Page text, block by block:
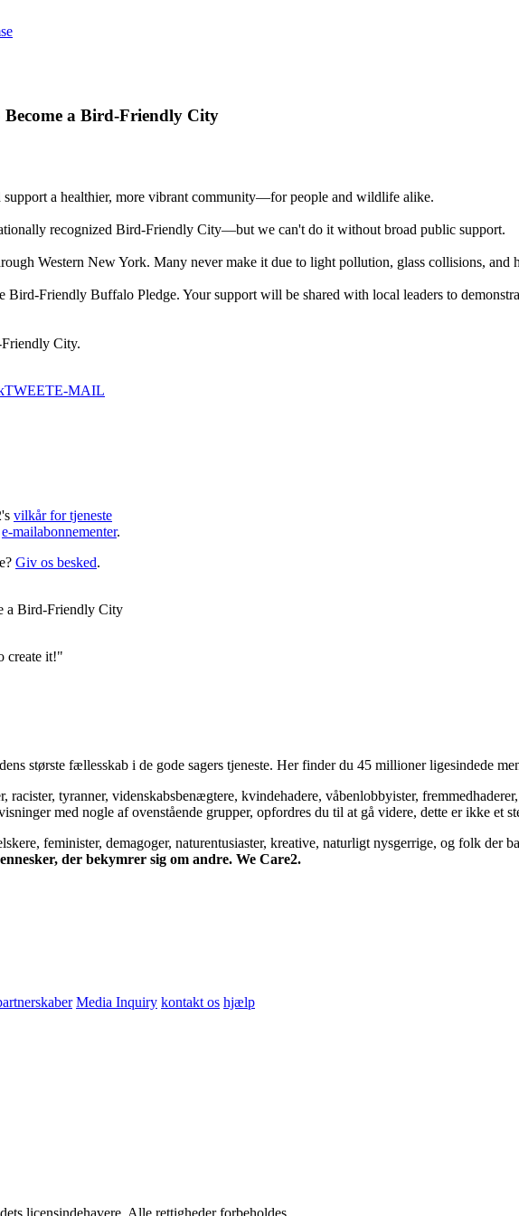
Become a Bird-Friendly City
a healthier, more vibrant community—for people and wildlife alike.
recognized Bird-Friendly City—but we can't do it without broad public support.
Western New York. Many never make it due to light pollution, glass collisions, and
Bird-Friendly Buffalo Pledge. Your support will be shared with local leaders to
City.
TWEETE-MAIL
vilkår for tjeneste
e-mailabonnementer.
Giv os besked.
a Bird-Friendly City
create it!"
største fællesskab i de gode sagers tjeneste. Her finder du 45 millioner ligesindede
racister, tyranner, videnskabsbenægtere, kvindehadere, våbenlobbyister,
med nogle af ovenstående grupper, opfordres du til at gå videre, dette er ikke et
feminister, demagoger, naturentusiaster, kreative, naturligt nysgerrige, og folk der
der bekymrer sig om andre. We Care2.
Media Inquiry kontakt os hjælp